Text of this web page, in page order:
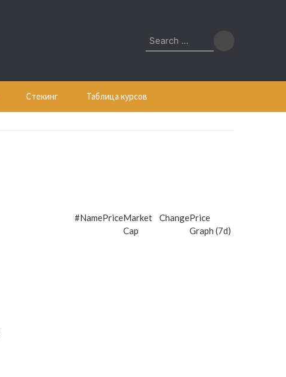
Search
for:
Стекинг Таблица курсов
#NamePriceMarket
Cap
ChangePrice
Graph (7d)